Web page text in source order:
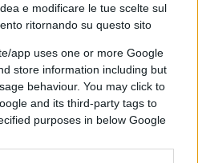
e modificare le tue scelte sul
ritornando su questo sito
app uses one or more Google
store information including but
behaviour. You may click to
and its third-party tags to
purposes in below Google
schiatti liquefatto, in
antifascista. Anche
e grettine,la
e i tesserati si
. E per i
combattere una guerra
Vale, o vale solo per